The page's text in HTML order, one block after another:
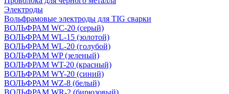
Электроды
Вольфрамовые электроды для TIG сварки
ВОЛЬФРАМ WC-20 (серый)
ВОЛЬФРАМ WL-15 (золотой)
ВОЛЬФРАМ WL-20 (голубой)
ВОЛЬФРАМ WP (зеленый)
ВОЛЬФРАМ WT-20 (красный)
ВОЛЬФРАМ WY-20 (синий)
ВОЛЬФРАМ WZ-8 (белый)
ВОЛЬФРАМ WR-2 (бирюзовый)